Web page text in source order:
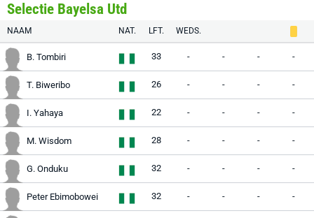
Selectie Bayelsa Utd
NAAM NAT. LFT. WEDS.
B. Tombiri 33 - - - -
T. Biweribo 26 - - - -
I. Yahaya 22 - - - -
M. Wisdom 28 - - - -
G. Onduku 32 - - - -
Peter Ebimobowei 32 - - - -